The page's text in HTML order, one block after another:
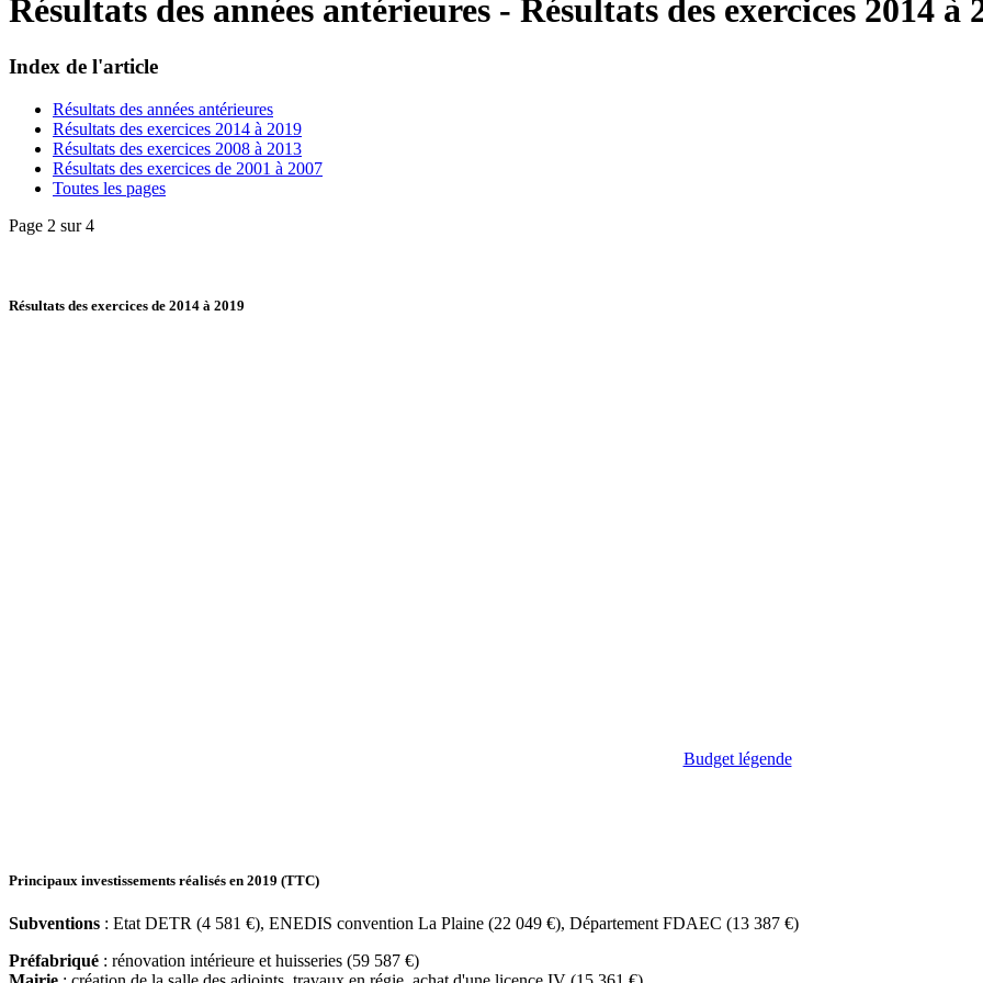
Résultats des années antérieures - Résultats des exercices 2014 à
Index de l'article
Résultats des années antérieures
Résultats des exercices 2014 à 2019
Résultats des exercices 2008 à 2013
Résultats des exercices de 2001 à 2007
Toutes les pages
Page 2 sur 4
Résultats des exercices de 2014 à 2019
Budget légende
Principaux investissements réalisés en 2019 (TTC)
Subventions : Etat DETR (4 581 €), ENEDIS convention La Plaine (22 049 €), Département FDAEC (13 387 €)
Préfabriqué : rénovation intérieure et huisseries (59 587 €)